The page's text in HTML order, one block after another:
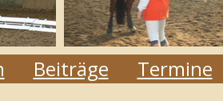
Beiträge Termine